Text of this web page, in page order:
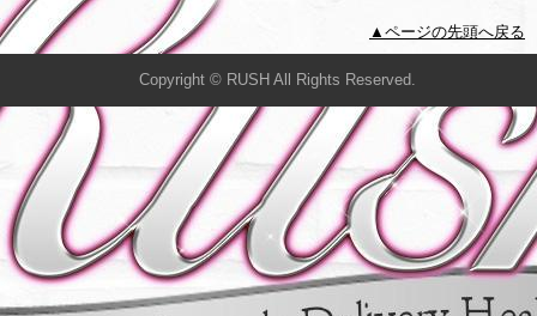
▲ページの先頭へ戻る
Copyright © RUSH All Rights Reserved.